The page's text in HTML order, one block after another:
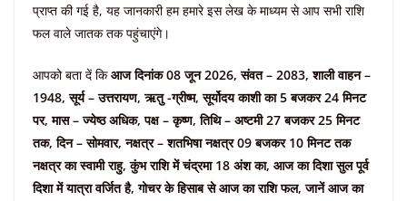
प्राप्त की गई है, यह जानकारी हम हमारे इस लेख के माध्यम से आप सभी राशि
फल वाले जातक तक पहुंचाएंगे।
आपको बता दें किआज दिनांक 08 जून 2026, संवत – 2083, शाली वाहन –
1948, सूर्य – उत्तरायण, ऋतु -ग्रीष्म, सूर्योदय काशी का 5 बजकर 24 मिनट
पर, मास – ज्येष्ठ अधिक, पक्ष – कृष्ण, तिथि – अष्टमी 27 बजकर 25 मिनट
तक, दिन – सोमवार, नक्षत्र – शतभिषा नक्षत्र 09 बजकर 10 मिनट तक
नक्षत्र का स्वामी राहु, कुंभ राशि में चंद्रमा 18 अंश का, आज का दिशा सुल पूर्व
दिशा में यात्रा वर्जित है, गोचर के हिसाब से आज का राशि फल, जानें आज का